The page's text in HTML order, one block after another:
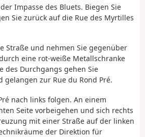
Impasse des Bluets. Biegen Sie
Sie zurück auf die Rue des Myrtilles
Straße und nehmen Sie gegenüber
eine rot-weiße Metallschranke
des Durchgangs gehen Sie
gelangen zur Rue du Rond Pré.
nach links folgen. An einem
Seite vorbeigehen und sich rechts
mit einer Straße auf der linken
der Direktion für